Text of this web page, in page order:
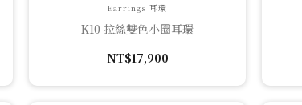
Earrings 耳環
K10 拉絲雙色小圈耳環
NT$17,900